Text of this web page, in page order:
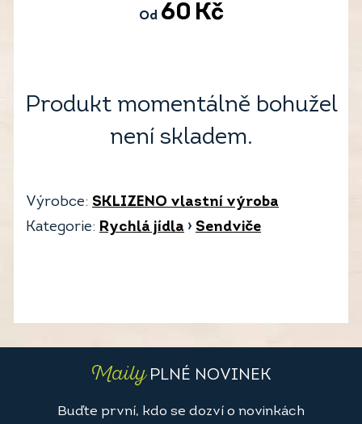
Od 60 Kč
Produkt momentálně bohužel
není skladem.
Výrobce: SKLIZENO vlastní výroba
Kategorie: Rychlá jídla › Sendviče
MailyPLNÉ NOVINEK
Buďte první, kdo se dozví o novinkách